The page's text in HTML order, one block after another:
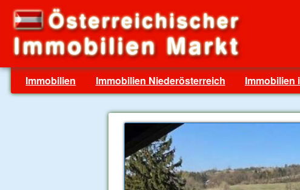
Immobilien Immobilien Niederösterreich Immobilien